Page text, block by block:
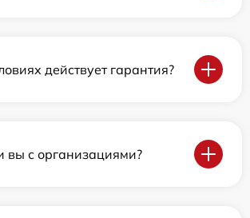
действует гарантия?
вы с организациями?